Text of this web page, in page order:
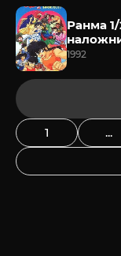
Ранма
1992
1 ...